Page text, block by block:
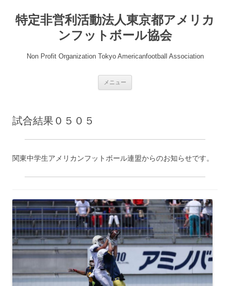
テ
ン
特定非営利活動法人東京都アメリカ
ンフットボール協会
Non Profit Organization Tokyo Americanfootball Association
メニュー
試合結果０５０５
関東中学生アメリカンフットボール連盟からのお知らせです。